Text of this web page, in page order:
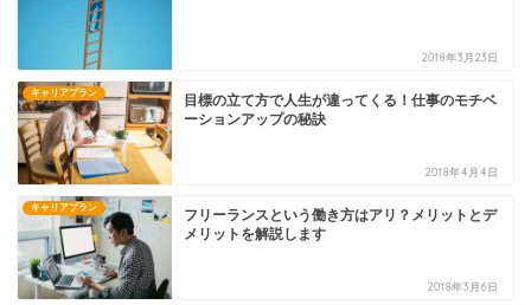
2018年3月23日
キャリアプラン
目標の立て方で人生が違ってくる！仕事のモチベ
ーションアップの秘訣
2018年4月4日
キャリアプラン
フリーランスという働き方はアリ？メリットとデ
メリットを解説します
2018年3月6日